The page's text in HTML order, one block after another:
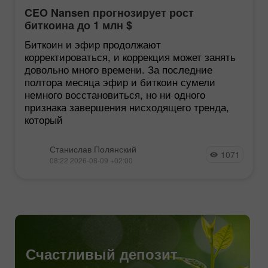
CEO Nansen прогнозирует рост
биткоина до 1 млн $
Биткоин и эфир продолжают
корректироваться, и коррекция может занять
довольно много времени. За последние
полтора месяца эфир и биткоин сумели
немного восстановиться, но ни одного
признака завершения нисходящего тренда,
который
Станислав Полянский
08:22 2026-08-09 +02:00 1071
Счастливый депозит